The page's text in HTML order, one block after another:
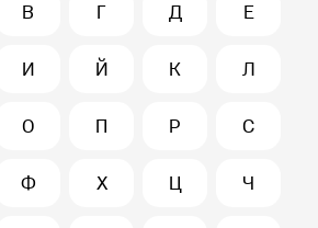
В Г Д Е
И Й К Л
О П Р С
Ф Х Ц Ч